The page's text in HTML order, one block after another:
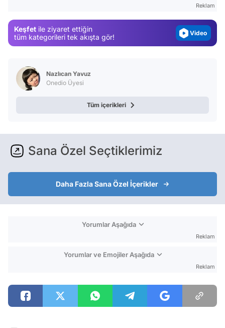
Reklam
Keşfet ile ziyaret ettiğin
tüm kategorileri tek akışta gör!
Video
Nazlıcan Yavuz
Onedio Üyesi
Tüm içerikleri
Sana Özel Seçtiklerimiz
Daha Fazla Sana Özel İçerikler
Yorumlar Aşağıda
Reklam
Yorumlar ve Emojiler Aşağıda
Reklam